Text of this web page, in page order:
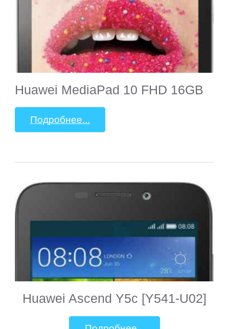
Huawei MediaPad 10 FHD 16GB
Подробнее...
Huawei Ascend Y5c [Y541-U02]